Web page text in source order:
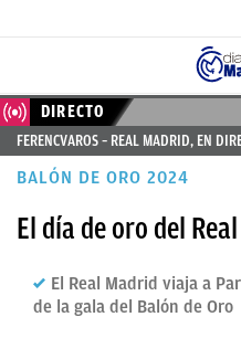
ÚLTIMAS
NOTICIAS
MADRID
BALONCESTO
CANTERA
DIRECTO
FERENCVAROS – REAL MADRID, EN
BALÓN DE ORO 2024
El día de oro del
El Real Madrid viaja a
de la gala del Balón de Oro